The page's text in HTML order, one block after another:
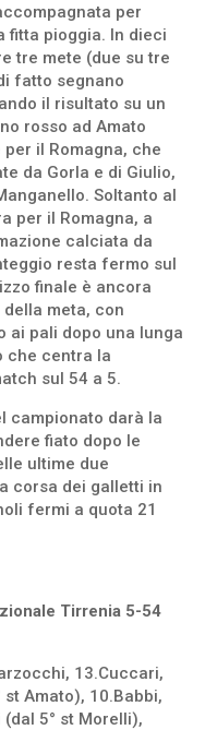
per
fitta pioggia. In dieci
tre mete (due su tre
fatto segnano
il risultato su un
rosso ad Amato
il Romagna, che
da Gorla e di Giulio,
Soltanto al
per il Romagna, a
calciata da
resta fermo sul
finale è ancora
della meta, con
ai pali dopo una lunga
che centra la
sul 54 a 5.
campionato darà la
fiato dopo le
ultime due
corsa dei galletti in
fermi a quota 21
Tirrenia 5-54
13.Cuccari,
Amato), 10.Babbi,
5° st Morelli),